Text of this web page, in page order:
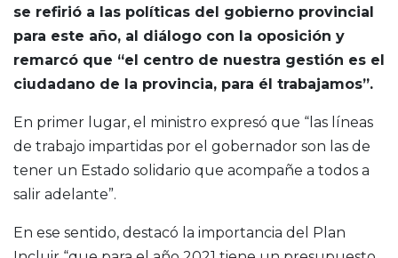
se refirió a las políticas del gobierno provincial
para este año, al diálogo con la oposición y
remarcó que “el centro de nuestra gestión es el
ciudadano de la provincia, para él trabajamos”.
En primer lugar, el ministro expresó que “las líneas
de trabajo impartidas por el gobernador son las de
tener un Estado solidario que acompañe a todos a
salir adelante”.
En ese sentido, destacó la importancia del Plan